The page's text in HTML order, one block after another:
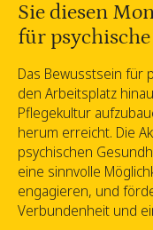
Sie diesen
für
Das Bewusstsein für
den Arbeitsplatz
Pflegekultur
herum erreicht. Die
psychischen
eine sinnvolle
engagieren, und
Verbundenheit und